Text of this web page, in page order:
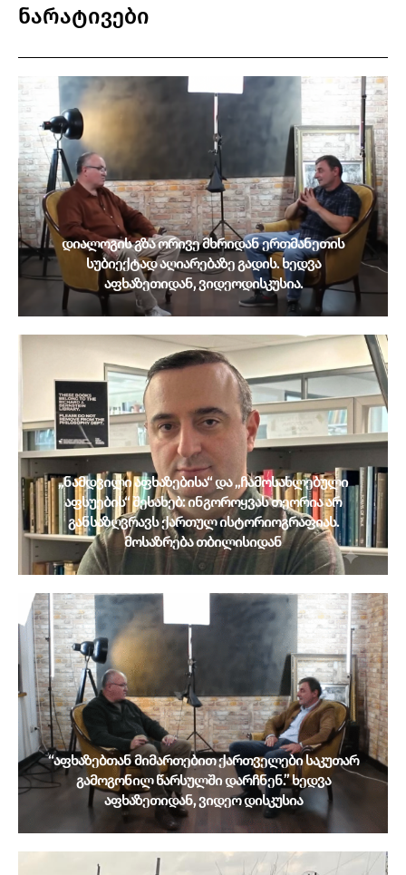
ნარატივები
დიალოგის გზა ორივე მხრიდან ერთმანეთის
სუბიექტად აღიარებაზე გადის. ხედვა
აფხაზეთიდან, ვიდეოდისკუსია.
„ნამდვილი აფხაზებისა“ და „ჩამოსახლებული
აფსუების“ შესახებ: ინგოროყვას თეორია არ
განსაზღვრავს ქართულ ისტორიოგრაფიას.
მოსაზრება თბილისიდან
“აფხაზებთან მიმართებით ქართველები საკუთარ
გამოგონილ წარსულში დარჩნენ.” ხედვა
აფხაზეთიდან, ვიდეო დისკუსია